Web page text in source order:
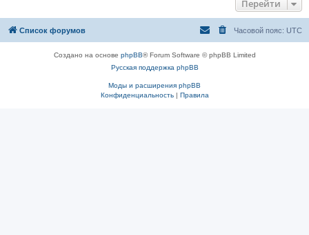
Перейти
Список форумов Часовой пояс: UTC
Создано на основе phpBB® Forum Software © phpBB Limited
Русская поддержка phpBB
Моды и расширения phpBB
Конфиденциальность| Правила